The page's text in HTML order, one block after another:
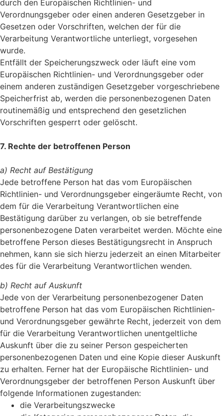
durch den Europäischen Richtlinien- und
Verordnungsgeber oder einen anderen Gesetzgeber in
Gesetzen oder Vorschriften, welchen der für die
Verarbeitung Verantwortliche unterliegt, vorgesehen
wurde.
Entfällt der Speicherungszweck oder läuft eine vom
Europäischen Richtlinien- und Verordnungsgeber oder
einem anderen zuständigen Gesetzgeber vorgeschriebene
Speicherfrist ab, werden die personenbezogenen Daten
routinemäßig und entsprechend den gesetzlichen
Vorschriften gesperrt oder gelöscht.
7. Rechte der betroffenen Person
a) Recht auf Bestätigung
Jede betroffene Person hat das vom Europäischen
Richtlinien- und Verordnungsgeber eingeräumte Recht, von
dem für die Verarbeitung Verantwortlichen eine
Bestätigung darüber zu verlangen, ob sie betreffende
personenbezogene Daten verarbeitet werden. Möchte eine
betroffene Person dieses Bestätigungsrecht in Anspruch
nehmen, kann sie sich hierzu jederzeit an einen Mitarbeiter
des für die Verarbeitung Verantwortlichen wenden.
b) Recht auf Auskunft
Jede von der Verarbeitung personenbezogener Daten
betroffene Person hat das vom Europäischen Richtlinien-
und Verordnungsgeber gewährte Recht, jederzeit von dem
für die Verarbeitung Verantwortlichen unentgeltliche
Auskunft über die zu seiner Person gespeicherten
personenbezogenen Daten und eine Kopie dieser Auskunft
zu erhalten. Ferner hat der Europäische Richtlinien- und
Verordnungsgeber der betroffenen Person Auskunft über
folgende Informationen zugestanden:
die Verarbeitungszwecke